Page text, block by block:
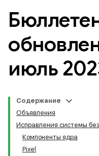
июль
Содержание
Объявления
Исправления системы
Компоненты ядра
Pixel